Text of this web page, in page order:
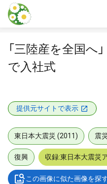
本文に飛ぶ
「三陸産を全国へ
で入社式
提供元サイトで表示
東日本大震災 (2011) 震
復興 収録:東日本大震災
この画像に似た画像を探